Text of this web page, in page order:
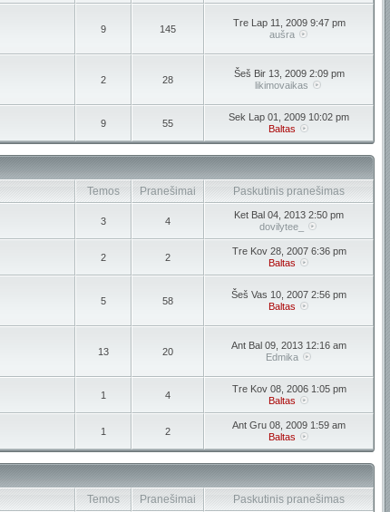
9 145
Tre Lap 11, 2009 9:47 pm
aušra
2 28
Šeš Bir 13, 2009 2:09 pm
likimovaikas
9 55
Sek Lap 01, 2009 10:02 pm
Baltas
Temos Pranešimai
Paskutinis pranešimas
3 4
Ket Bal 04, 2013 2:50 pm
dovilytee_
2 2
Tre Kov 28, 2007 6:36 pm
Baltas
5 58
Šeš Vas 10, 2007 2:56 pm
Baltas
13 20
Ant Bal 09, 2013 12:16 am
Edmika
1 4
Tre Kov 08, 2006 1:05 pm
Baltas
1 2
Ant Gru 08, 2009 1:59 am
Baltas
Temos Pranešimai Paskutinis pranešimas